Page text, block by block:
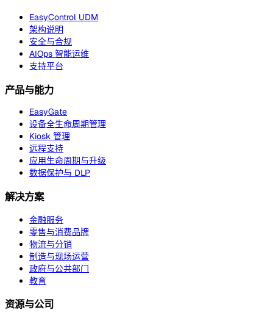
EasyControl UDM
架构说明
安全与合规
AIOps 智能运维
支持平台
产品与能力
EasyGate
设备全生命周期管理
Kiosk 管理
远程支持
应用生命周期与升级
数据保护与 DLP
解决方案
金融服务
零售与消费品牌
物流与分销
制造与现场运营
政府与公共部门
教育
资源与公司